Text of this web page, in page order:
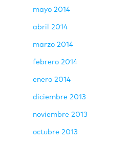
mayo 2014
abril 2014
marzo 2014
febrero 2014
enero 2014
diciembre 2013
noviembre 2013
octubre 2013